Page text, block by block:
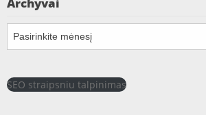
Archyvai
SEO straipsniu talpinimas